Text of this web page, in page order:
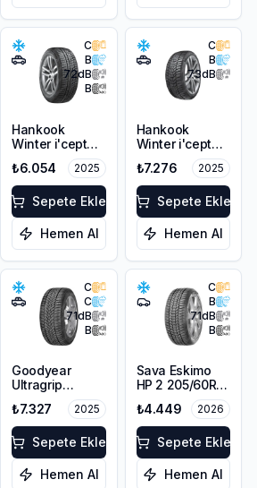
C
B
72dB
B
Hankook
Winter i'cept
evo2 W320 *
205/60R17 97H
XL M+S 3PMSF
₺6.054 2025
Sepete Ekle
Hemen Al
C
B
73dB
Hankook
Winter i'cept
evo3 X W330A
255/60R17 106H
M+S 3PMSF
₺7.276 2025
Sepete Ekle
Hemen Al
C
C
71dB
B
Goodyear
Ultragrip
Performance+
205/60R17 93V
M+S 3PMSF
₺7.327 2025
Sepete Ekle
Hemen Al
C
B
71dB
B
Sava Eskimo
HP 2 205/60R16
₺4.449 2026
Sepete Ekle
Hemen Al